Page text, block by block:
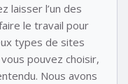
laisser l’un des
le travail pour
types de sites
pouvez choisir,
Nous avons